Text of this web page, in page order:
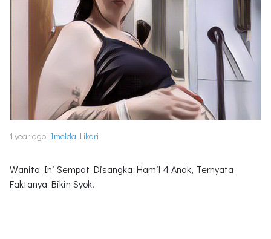
1 year ago Imelda Likari
Wanita Ini Sempat Disangka Hamil 4 Anak, Ternyata
Faktanya Bikin Syok!